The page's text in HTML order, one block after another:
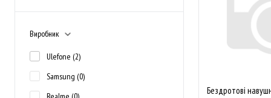
Виробник
Ulefone (2)
Samsung (0)
Закінчується
Бездротові